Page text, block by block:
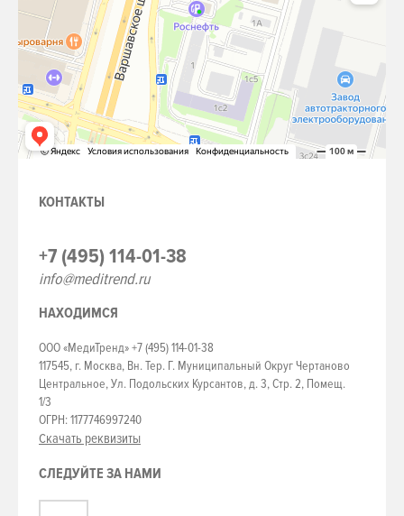
КОНТАКТЫ
+7 (495) 114-01-38
info@meditrend.ru
НАХОДИМСЯ
ООО «МедиТренд» +7 (495) 114-01-38
117545, г. Москва, Вн. Тер. Г. Муниципальный Округ Чертаново
Центральное, Ул. Подольских Курсантов, д. 3, Стр. 2, Помещ.
1/3
ОГРН: 1177746997240
Скачать реквизиты
СЛЕДУЙТЕ ЗА НАМИ